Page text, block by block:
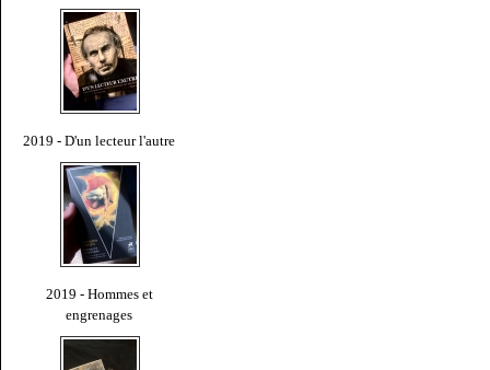
2019 - D'un lecteur l'autre
2019 - Hommes et
engrenages